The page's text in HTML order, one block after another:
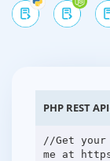
PHP REST
//Get your
me at